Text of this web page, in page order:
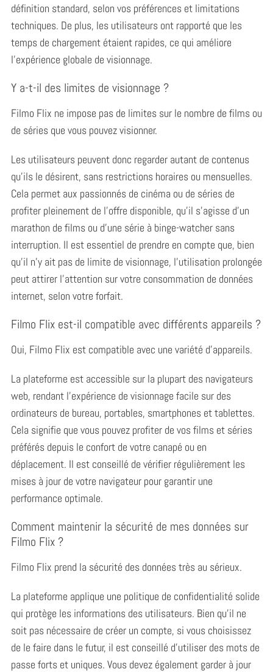
définition standard, selon vos préférences et limitations
techniques. De plus, les utilisateurs ont rapporté que les
temps de chargement étaient rapides, ce qui améliore
l’expérience globale de visionnage.
Y a-t-il des limites de visionnage ?
Filmo Flix ne impose pas de limites sur le nombre de films ou
de séries que vous pouvez visionner.
Les utilisateurs peuvent donc regarder autant de contenus
qu’ils le désirent, sans restrictions horaires ou mensuelles.
Cela permet aux passionnés de cinéma ou de séries de
profiter pleinement de l’offre disponible, qu’il s’agisse d’un
marathon de films ou d’une série à binge-watcher sans
interruption. Il est essentiel de prendre en compte que, bien
qu’il n’y ait pas de limite de visionnage, l’utilisation prolongée
peut attirer l’attention sur votre consommation de données
internet, selon votre forfait.
Filmo Flix est-il compatible avec différents appareils ?
Oui, Filmo Flix est compatible avec une variété d’appareils.
La plateforme est accessible sur la plupart des navigateurs
web, rendant l’expérience de visionnage facile sur des
ordinateurs de bureau, portables, smartphones et tablettes.
Cela signifie que vous pouvez profiter de vos films et séries
préférés depuis le confort de votre canapé ou en
déplacement. Il est conseillé de vérifier régulièrement les
mises à jour de votre navigateur pour garantir une
performance optimale.
Comment maintenir la sécurité de mes données sur
Filmo Flix ?
Filmo Flix prend la sécurité des données très au sérieux.
La plateforme applique une politique de confidentialité solide
qui protège les informations des utilisateurs. Bien qu’il ne
soit pas nécessaire de créer un compte, si vous choisissez
de le faire dans le futur, il est conseillé d’utiliser des mots de
passe forts et uniques. Vous devez également garder à jour
S
e
a
h
f
o
r